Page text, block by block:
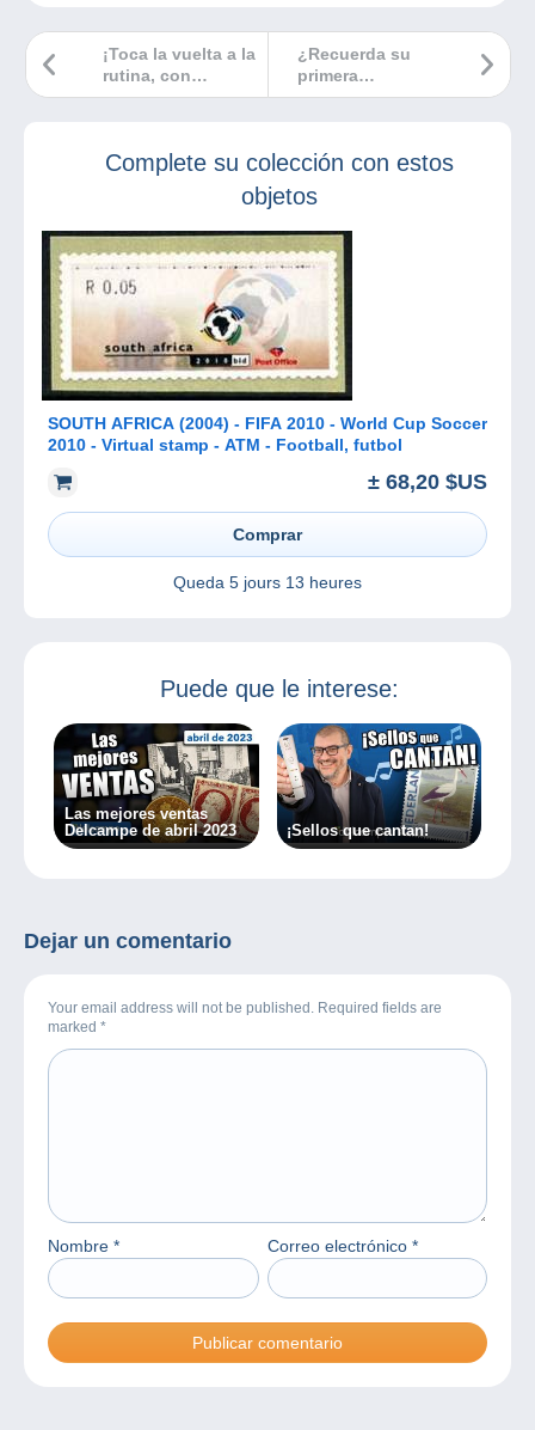
¿Recuerda su
primera
computadora?
¡Toca la vuelta a la
rutina, con
grandes
Complete su colección con estos
objetos
SOUTH AFRICA (2004) - FIFA 2010 - World Cup Soccer
2010 - Virtual stamp - ATM - Football, futbol
± 68,20 $US
Comprar
Queda 5 jours 13 heures
Puede que le interese:
Las mejores ventas
Delcampe de abril 2023
¡Sellos que cantan!
Dejar un comentario
Your email address will not be published. Required fields are
marked *
Nombre * Correo electrónico *